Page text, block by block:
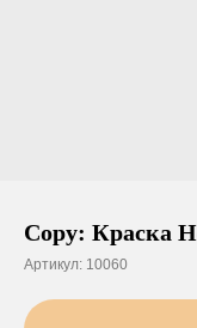
Copy: Краска
Артикул: 10060